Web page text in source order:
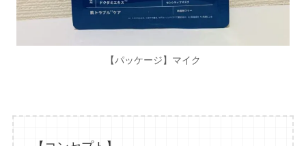
【パッケージ】マイク